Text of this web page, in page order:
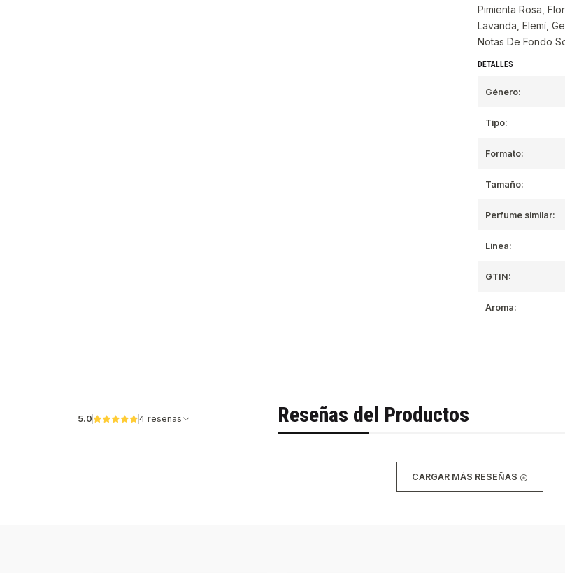
Pimienta Rosa,
Lavanda, Elemí,
Notas De Fondo
DETALLES
Género:
Tipo:
Formato:
Tamaño:
Perfume similar:
Linea:
GTIN:
Aroma:
Reseñas del Productos
5.0 4 reseñas
CARGAR MÁS RESEÑAS